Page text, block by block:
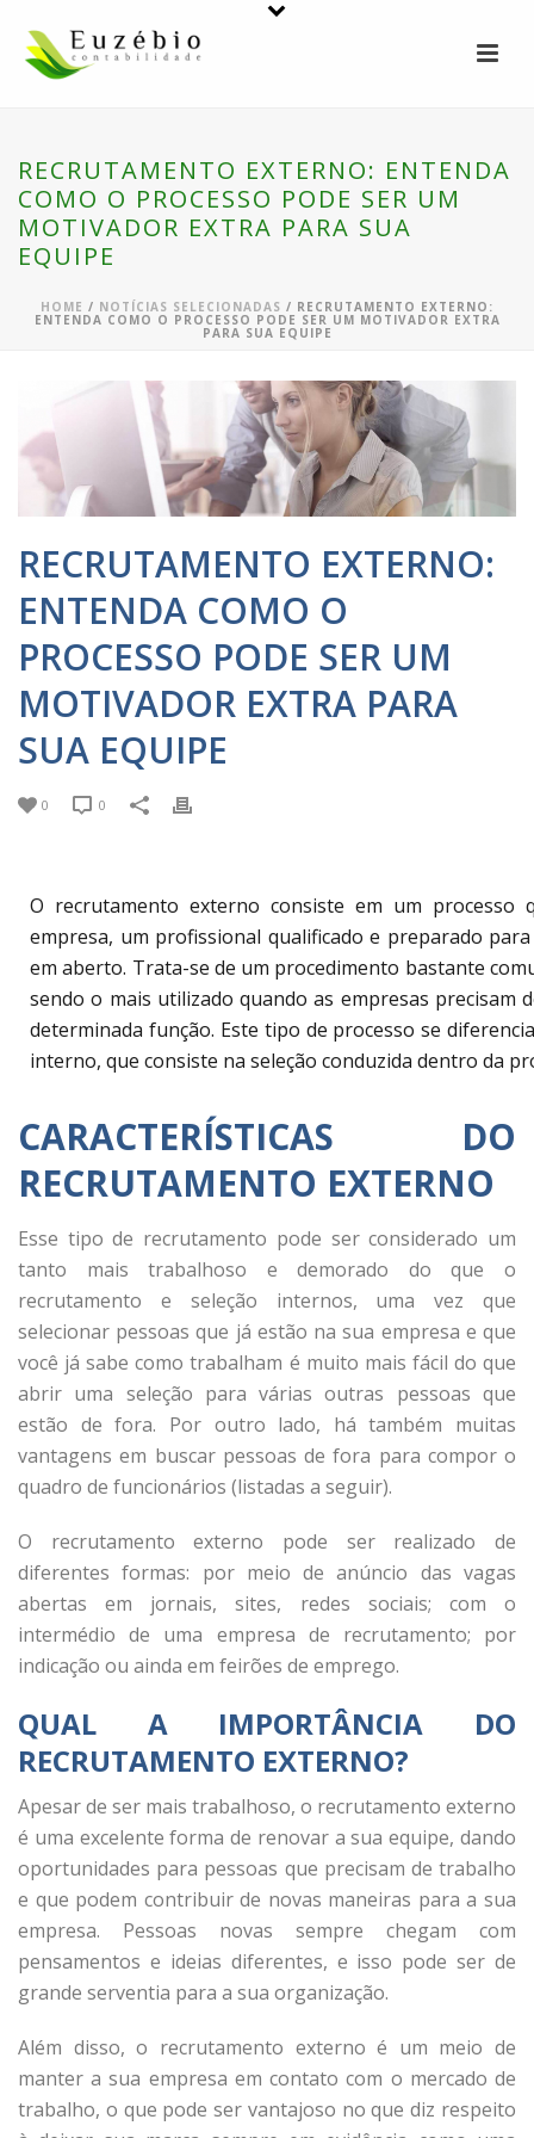
RECRUTAMENTO EXTERNO: ENTENDA
COMO O PROCESSO PODE SER UM
MOTIVADOR EXTRA PARA SUA
EQUIPE
HOME / NOTÍCIAS SELECIONADAS / RECRUTAMENTO EXTERNO:
ENTENDA COMO O PROCESSO PODE SER UM MOTIVADOR EXTRA
PARA SUA EQUIPE
RECRUTAMENTO EXTERNO:
ENTENDA COMO O
PROCESSO PODE SER UM
MOTIVADOR EXTRA PARA
SUA EQUIPE
0 0
O recrutamento externo consiste em um processo
empresa, um profissional qualificado e preparado
em aberto. Trata-se de um procedimento bastante
sendo o mais utilizado quando as empresas precisam
determinada função. Este tipo de processo se
interno, que consiste na seleção conduzida dentro da
CARACTERÍSTICAS DO
RECRUTAMENTO EXTERNO
Esse tipo de recrutamento pode ser considerado um
tanto mais trabalhoso e demorado do que o
recrutamento e seleção internos, uma vez que
selecionar pessoas que já estão na sua empresa e que
você já sabe como trabalham é muito mais fácil do que
abrir uma seleção para várias outras pessoas que
estão de fora. Por outro lado, há também muitas
vantagens em buscar pessoas de fora para compor o
quadro de funcionários (listadas a seguir).
O recrutamento externo pode ser realizado de
diferentes formas: por meio de anúncio das vagas
abertas em jornais, sites, redes sociais; com o
intermédio de uma empresa de recrutamento; por
indicação ou ainda em feirões de emprego.
QUAL A IMPORTÂNCIA DO
RECRUTAMENTO EXTERNO?
Apesar de ser mais trabalhoso, o recrutamento externo
é uma excelente forma de renovar a sua equipe, dando
oportunidades para pessoas que precisam de trabalho
e que podem contribuir de novas maneiras para a sua
empresa. Pessoas novas sempre chegam com
pensamentos e ideias diferentes, e isso pode ser de
grande serventia para a sua organização.
Além disso, o recrutamento externo é um meio de
manter a sua empresa em contato com o mercado de
trabalho, o que pode ser vantajoso no que diz respeito